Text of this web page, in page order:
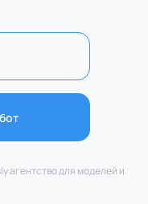
агентство для моделей и